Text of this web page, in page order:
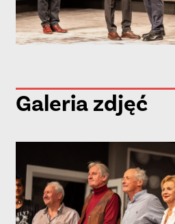
Galeria zdjęć